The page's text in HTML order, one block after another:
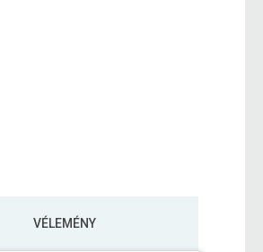
VÉLEMÉNY